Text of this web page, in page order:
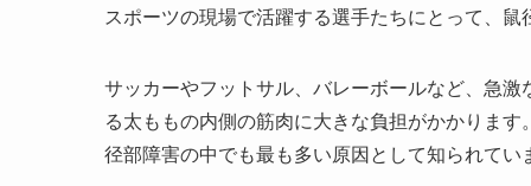
スポーツの現場で活躍する選手たちにとって、
サッカーやフットサル、バレーボールなど、急
る太ももの内側の筋肉に大きな負担がかかりま
径部障害の中でも最も多い原因として知られてい